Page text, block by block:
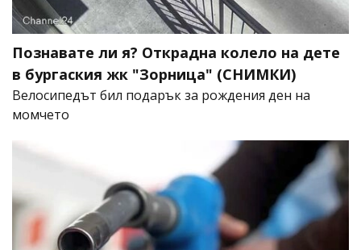
Познавате ли я? Открадна колело на дете
в бургаския жк "Зорница" (СНИМКИ)
Велосипедът бил подарък за рождения ден на
момчето